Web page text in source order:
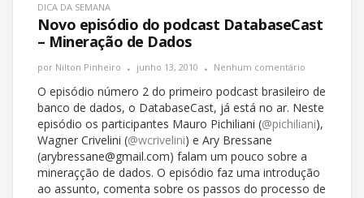
DICA DA SEMANA
Novo episódio do podcast DatabaseCast
– Mineração de Dados
por Nilton Pinheiro junho 13, 2010 Nenhum comentário
O episódio número 2 do primeiro podcast brasileiro de
banco de dados, o DatabaseCast, já está no ar. Neste
episódio os participantes Mauro Pichiliani (@pichiliani),
Wagner Crivelini (@wcrivelini) e Ary Bressane
(arybressane@gmail.com) falam um pouco sobre a
mineraçção de dados. O episódio faz uma introdução
ao assunto, comenta sobre os passos do processo de